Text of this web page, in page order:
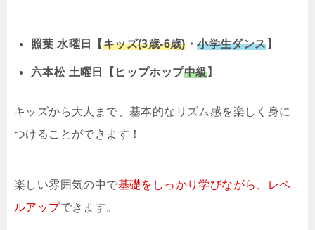
照葉 水曜日【キッズ(3歳-6歳)・小学生ダンス】
六本松 土曜日【ヒップホップ中級】
キッズから大人まで、基本的なリズム感を楽しく身に
つけることができます！
楽しい雰囲気の中で基礎をしっかり学びながら、レベ
ルアップできます。